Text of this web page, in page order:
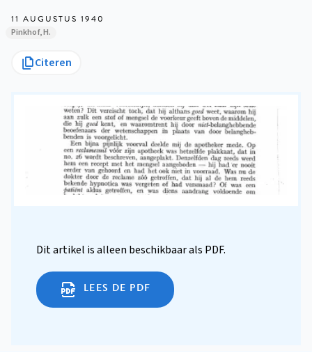
11 AUGUSTUS 1940
Pinkhof, H.
Citeren
Dit artikel is alleen beschikbaar als PDF.
LEES DE PDF